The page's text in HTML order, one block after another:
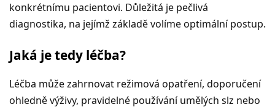
konkrétnímu pacientovi. Důležitá je pečlivá
diagnostika, na jejímž základě volíme optimální postup.
Jaká je tedy léčba?
Léčba může zahrnovat režimová opatření, doporučení
ohledně výživy, pravidelné používání umělých slz nebo